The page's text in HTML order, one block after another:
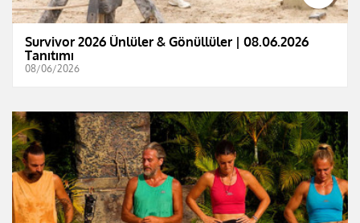
Survivor 2026 Ünlüler & Gönüllüler | 08.06.2026
Tanıtımı
08/06/2026